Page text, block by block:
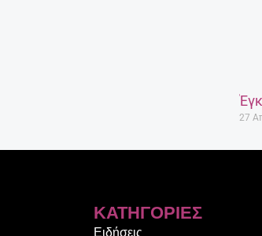
27
ΚΑΤΗΓΟΡΊΕΣ